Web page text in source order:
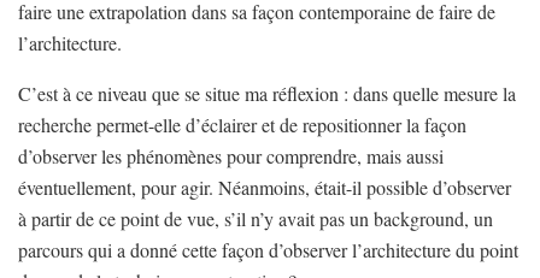
faire une extrapolation dans sa façon contemporaine de faire de
l’architecture.
C’est à ce niveau que se situe ma réflexion : dans quelle mesure la
recherche permet-elle d’éclairer et de repositionner la façon
d’observer les phénomènes pour comprendre, mais aussi
éventuellement, pour agir. Néanmoins, était-il possible d’observer
à partir de ce point de vue, s’il n’y avait pas un background, un
parcours qui a donné cette façon d’observer l’architecture du point